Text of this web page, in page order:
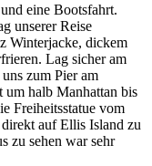
eine Bootsfahrt.
unserer Reise
Winterjacke, dickem
Lag sicher am
zum Pier am
halb Manhattan bis
Freiheitsstatue vom
auf Ellis Island zu
zu sehen war sehr